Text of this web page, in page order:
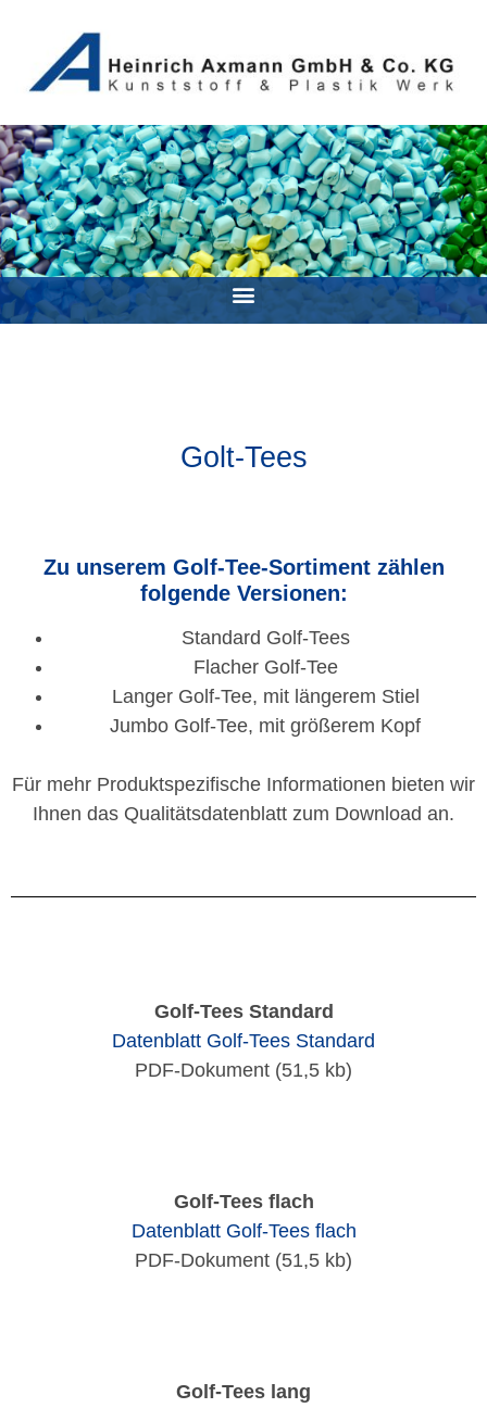
Golt-Tees
Zu unserem Golf-Tee-Sortiment zählen
folgende Versionen:
Standard Golf-Tees
Flacher Golf-Tee
Langer Golf-Tee, mit längerem Stiel
Jumbo Golf-Tee, mit größerem Kopf
Für mehr Produktspezifische Informationen bieten wir
Ihnen das Qualitätsdatenblatt zum Download an.
Golf-Tees Standard
Datenblatt Golf-Tees Standard
PDF-Dokument (51,5 kb)
Golf-Tees flach
Datenblatt Golf-Tees flach
PDF-Dokument (51,5 kb)
Golf-Tees lang